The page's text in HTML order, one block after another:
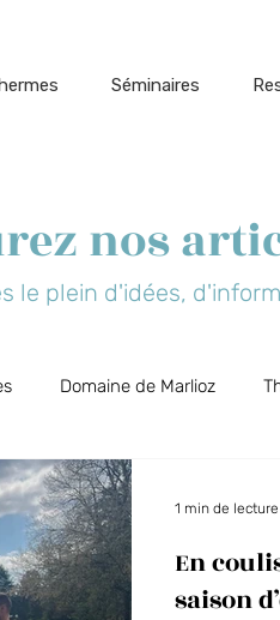
Séminaires
nos
le plein d'idées,
Domaine de Marlioz
Restaurant Flõ
au Domaine La
En
saison
1 min de lecture